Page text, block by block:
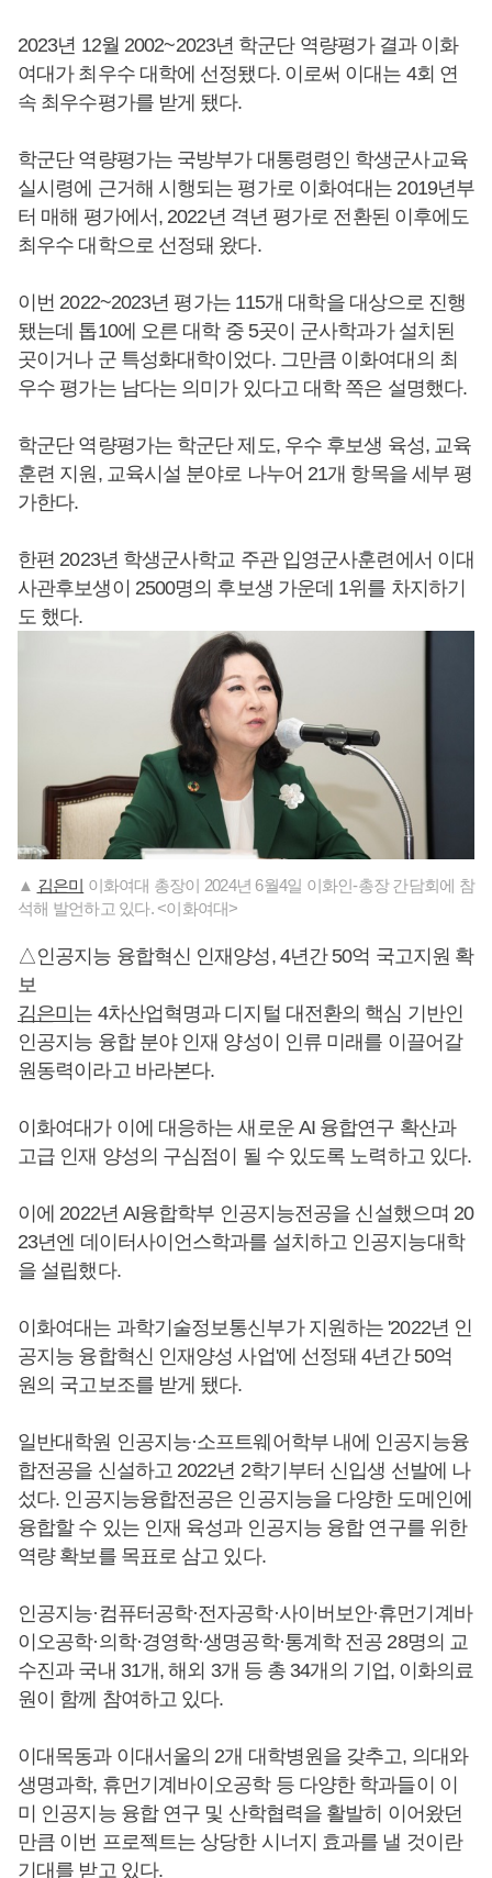
2023년 12월 2002~2023년 학군단 역량평가 결과 이화
여대가 최우수 대학에 선정됐다. 이로써 이대는 4회 연
속 최우수평가를 받게 됐다.
학군단 역량평가는 국방부가 대통령령인 학생군사교육
실시령에 근거해 시행되는 평가로 이화여대는 2019년부
터 매해 평가에서, 2022년 격년 평가로 전환된 이후에도
최우수 대학으로 선정돼 왔다.
이번 2022~2023년 평가는 115개 대학을 대상으로 진행
됐는데 톱10에 오른 대학 중 5곳이 군사학과가 설치된
곳이거나 군 특성화대학이었다. 그만큼 이화여대의 최
우수 평가는 남다는 의미가 있다고 대학 쪽은 설명했다.
학군단 역량평가는 학군단 제도, 우수 후보생 육성, 교육
훈련 지원, 교육시설 분야로 나누어 21개 항목을 세부 평
가한다.
한편 2023년 학생군사학교 주관 입영군사훈련에서 이대
사관후보생이 2500명의 후보생 가운데 1위를 차지하기
도 했다.
▲ 김은미 이화여대 총장이 2024년 6월4일 이화인-총장 간담회에 참
석해 발언하고 있다. <이화여대>
△인공지능 융합혁신 인재양성, 4년간 50억 국고지원 확
보
김은미 는 4차산업혁명과 디지털 대전환의 핵심 기반인
인공지능 융합 분야 인재 양성이 인류 미래를 이끌어갈
원동력이라고 바라본다.
이화여대가 이에 대응하는 새로운 AI 융합연구 확산과
고급 인재 양성의 구심점이 될 수 있도록 노력하고 있다.
이에 2022년 AI융합학부 인공지능전공을 신설했으며 20
23년엔 데이터사이언스학과를 설치하고 인공지능대학
을 설립했다.
이화여대는 과학기술정보통신부가 지원하는 '2022년 인
공지능 융합혁신 인재양성 사업'에 선정돼 4년간 50억
원의 국고보조를 받게 됐다.
일반대학원 인공지능·소프트웨어학부 내에 인공지능융
합전공을 신설하고 2022년 2학기부터 신입생 선발에 나
섰다. 인공지능융합전공은 인공지능을 다양한 도메인에
융합할 수 있는 인재 육성과 인공지능 융합 연구를 위한
역량 확보를 목표로 삼고 있다.
인공지능·컴퓨터공학·전자공학·사이버보안·휴먼기계바
이오공학·의학·경영학·생명공학·통계학 전공 28명의 교
수진과 국내 31개, 해외 3개 등 총 34개의 기업, 이화의료
원이 함께 참여하고 있다.
이대목동과 이대서울의 2개 대학병원을 갖추고, 의대와
생명과학, 휴먼기계바이오공학 등 다양한 학과들이 이
미 인공지능 융합 연구 및 산학협력을 활발히 이어왔던
만큼 이번 프로젝트는 상당한 시너지 효과를 낼 것이란
기대를 받고 있다.